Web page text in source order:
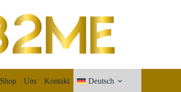
Shop Uns Kontakt Deutsch